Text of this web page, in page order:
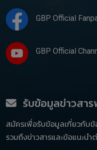
GBP Official
GBP Official
รับข้อมูลข่าวสาร
สมัครเพื่อรับข้อมูลเกี่ยวกับ
รวมถึงข่าวสารและข้อแนะนำ